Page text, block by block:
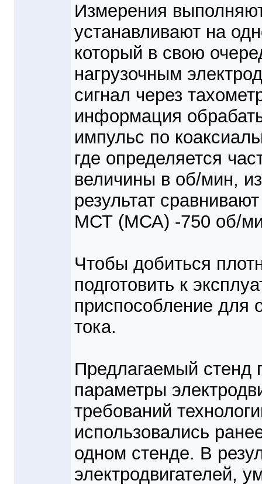
Измерения
устанавливают на
который в свою
нагрузочным
сигнал через
информация
импульс по
где определяется
величины в об/мин,
результат
МСТ (МСА) -750 об/
Чтобы добиться
подготовить к
приспособление для
тока.
Предлагаемый стенд
параметры
требований
использовались
одном стенде. В
электродвигателей,